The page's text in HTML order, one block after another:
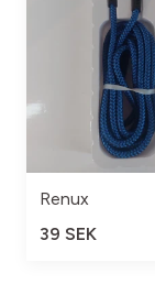
Renux
39 SEK